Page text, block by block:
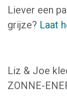
Liever een
grijze? Laat
Liz & Joe
ZONNE-